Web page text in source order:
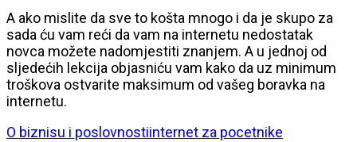
A ako mislite da sve to košta mnogo i da je skupo za
sada ću vam reći da vam na internetu nedostatak
novca možete nadomjestiti znanjem. A u jednoj od
sljedećih lekcija objasniću vam kako da uz minimum
troškova ostvarite maksimum od vašeg boravka na
internetu.
O biznisu i poslovnostiinternet za pocetnike